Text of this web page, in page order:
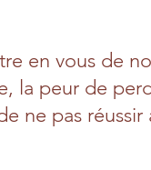
en vous de
la peur de
ne pas